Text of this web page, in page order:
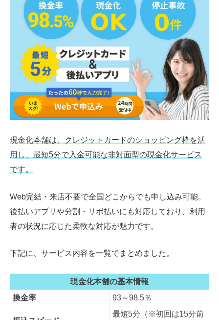
現金化本舗は、クレジットカードのショッピング枠を活
用し、最短5分で入金可能な非対面型の現金化サービス
です。
Web完結・来店不要で全国どこからでも申し込み可能。
後払いアプリや分割・リボ払いにも対応しており、利用
者の状況に応じた柔軟な対応が魅力です。
下記に、サービス内容を一覧でまとめました。
現金化本舗の基本情報
換金率
93～98.5％
最短5分（※初回は15分前